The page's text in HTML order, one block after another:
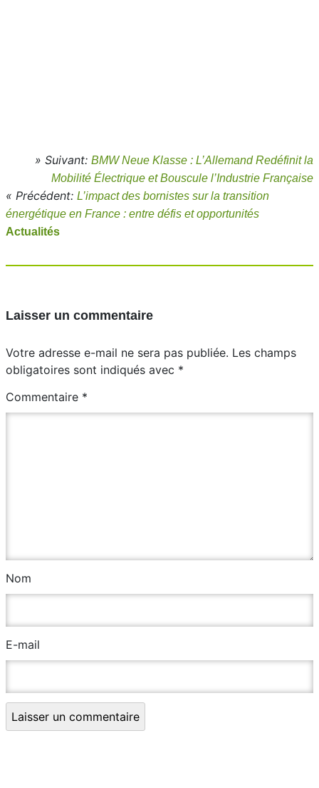
» Suivant: BMW Neue Klasse : L’Allemand Redéfinit la
Mobilité Électrique et Bouscule l’Industrie Française
« Précédent: L’impact des bornistes sur la transition
énergétique en France : entre défis et opportunités
Actualités
Laisser un commentaire
Votre adresse e-mail ne sera pas publiée. Les champs
obligatoires sont indiqués avec *
Commentaire *
Nom
E-mail